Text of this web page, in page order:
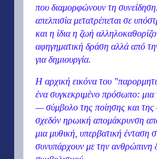
που διαμορφώνουν τη
απελπισία μετατρέπεται σε
και η ίδια η ζωή
αφηγηματική δράση αλλά από
για δημιουργία.
Η αρχική εικόνα του
ένα συγκεκριμένο πρόσωπο:
— σύμβολο της ποίησης και της
σχεδόν ηρωική απομάκρυνση
μια μυθική, υπερβατική ένταση
συνυπάρχουν με την ανθρώπινη